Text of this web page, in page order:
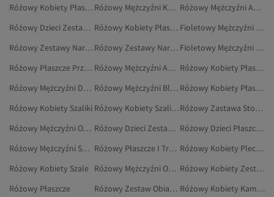
Różowy Kobiety Płaszcze Przeciwdeszczowe
Różowy Mężczyźni Kombinezony I Ogrodniczki
Różowy Mężczyźni Akcesoria Do Włosów
Różowy Dzieci Zestawy Dwuczęściowe
Różowy Kobiety Płaszcze I Trencze
Fioletowy Mężczyźni Zestawy Dresowe
Różowy Zestawy Narzut Dwuosobowe
Różowy Zestawy Narzut
Fioletowy Mężczyźni Zestawy Dwuczęściowe
Różowy Płaszcze Przeciwdeszczowe
Różowy Mężczyźni Akcesoria
Różowy Kobiety Płaszcze
Różowy Mężczyźni Dżinsy
Różowy Mężczyźni Bluzy
Różowy Kobiety Płaszcze I Kurtki
Różowy Kobiety Szaliki
Różowy Kobiety Szaliki I Szale
Różowy Zastawa Stołowa
Różowy Mężczyźni Outdoor
Różowy Dzieci Zestawy Dresowe
Różowy Dzieci Płaszcze Przeciwdeszczowe
Różowy Mężczyźni Sportowe Spodnie Dresowe
Różowy Płaszcze I Trencze
Różowy Kobiety Plecaki
Różowy Kobiety Szale
Różowy Mężczyźni Odzież Plażowa
Różowy Kobiety Zestawy Dresowe Ciążowe
Różowy Płaszcze
Różowy Zestaw Obiadowy
Różowy Kobiety Kamizelki